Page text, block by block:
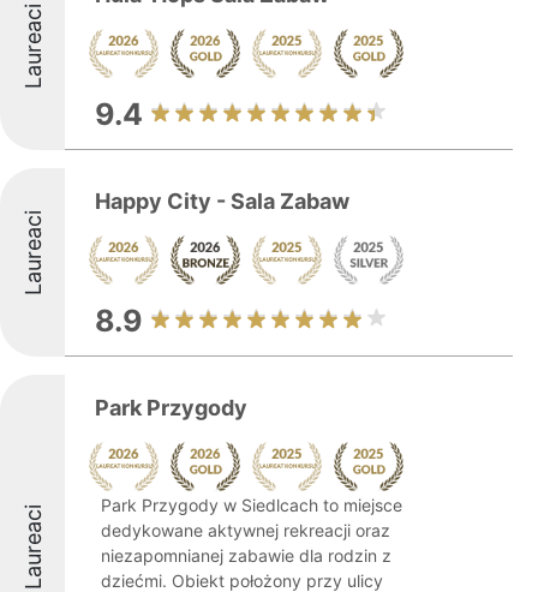
Laureaci
9.4
Laureaci
Happy City - Sala Zabaw
8.9
Laureaci
Park Przygody
Park Przygody w Siedlcach to miejsce
dedykowane aktywnej rekreacji oraz
niezapomnianej zabawie dla rodzin z
dziećmi. Obiekt położony przy ulicy